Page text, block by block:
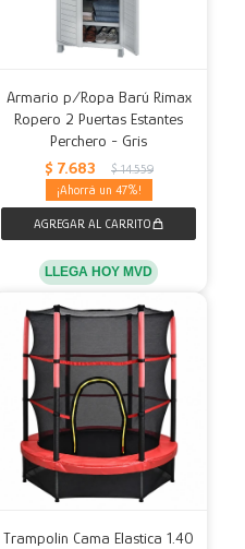
Armario p/Ropa Barú Rimax
Ropero 2 Puertas Estantes
Perchero - Gris
$ 7.683 $ 14.559
47
LLEGA HOY MVD
Trampolin Cama Elastica 1.40